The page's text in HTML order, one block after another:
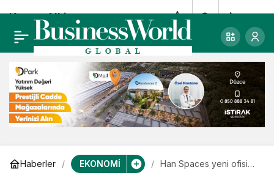
Haberler EKONOMİ
Han Spaces yeni ofisini
Kerem Alkin:
Yenilenebilir enerji
kullanımı şart
0 Paylaş